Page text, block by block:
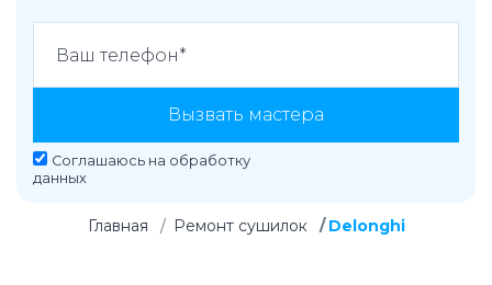
Вызвать мастера
Соглашаюсь на обработку
данных
Главная Ремонт сушилок Delonghi